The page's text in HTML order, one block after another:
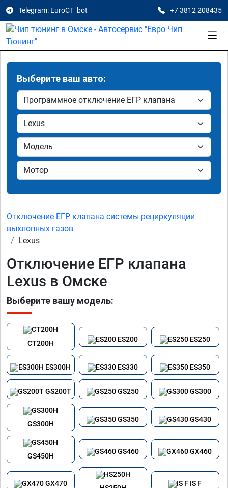
Telegram: EuroCT_bot +7 3812 208435
Выберите ваш авто:
Отключение ЕГР клапана системы рециркуляции
выхлопных газов
Lexus
Отключение ЕГР клапана
Lexus в Омске
Выберите вашу модель:
CT200H
ES200 ES250
ES300H ES330 ES350
GS200T GS250 GS300
GS300H
GS350 GS430
GS450H
GS460 GX460
GX470 IS F